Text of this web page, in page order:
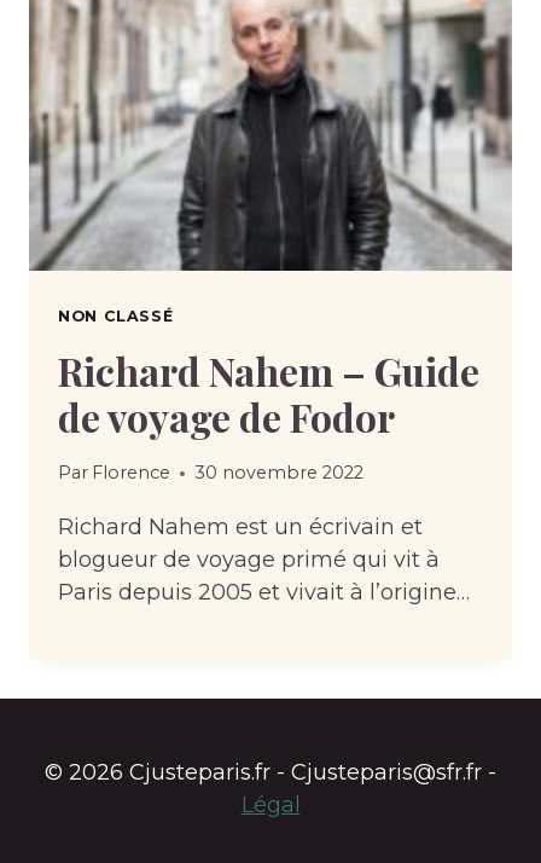
NON CLASSÉ
Richard Nahem – Guide
de voyage de Fodor
Par Florence 30 novembre 2022
Richard Nahem est un écrivain et
blogueur de voyage primé qui vit à
Paris depuis 2005 et vivait à l’origine…
© 2026 Cjusteparis.fr - Cjusteparis@sfr.fr -
Légal